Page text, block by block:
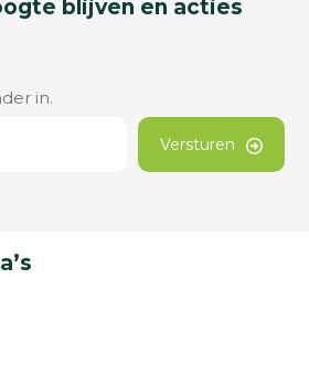
blijven en acties
in.
Versturen